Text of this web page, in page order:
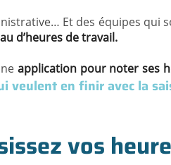
Et des équipes qui
d’heures de travail.
application pour noter ses
veulent en finir avec la
vos